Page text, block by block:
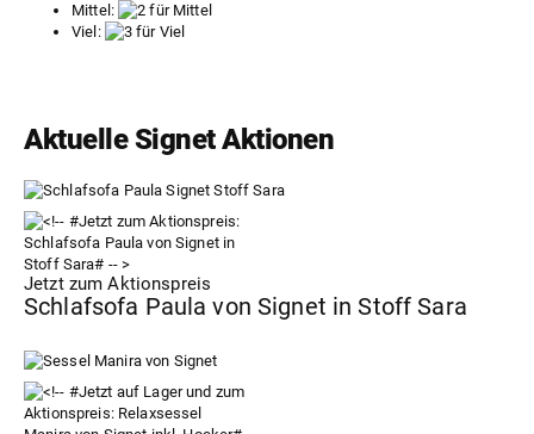
Mittel:
Viel:
Aktuelle Signet Aktionen
Jetzt zum Aktionspreis
Schlafsofa Paula von Signet in Stoff Sara